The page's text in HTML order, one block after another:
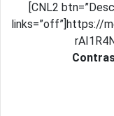
[CNL2
links=”off”]https://